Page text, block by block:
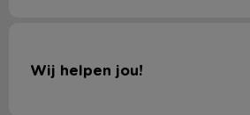
Wij helpen jou!